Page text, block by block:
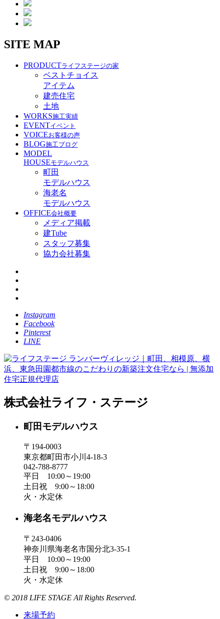
SITE MAP
PRODUCTライフステージの家
ベストチョイス
アイテム
建売住宅
土地
WORKS施工実績
EVENTイベント
VOICEお客様の声
BLOG施工ブログ
MODEL
HOUSEモデルハウス
町田
モデルハウス
海老名
モデルハウス
OFFICE会社概要
メディア掲載
建Tube
スタッフ募集
協力会社募集
Instagram
Facebook
Pinterest
LINE
株式会社ライフ・ステージ
町田モデルハウス
〒194-0003
東京都町田市小川4-18-3
042-788-8777
平日 10:00～19:00
土日祝 9:00～18:00
火・水定休
海老名モデルハウス
〒243-0406
神奈川県海老名市国分北3-35-1
平日 10:00～19:00
土日祝 9:00～18:00
火・水定休
© 2018 LIFE STAGE All Rights Reserved.
来場予約